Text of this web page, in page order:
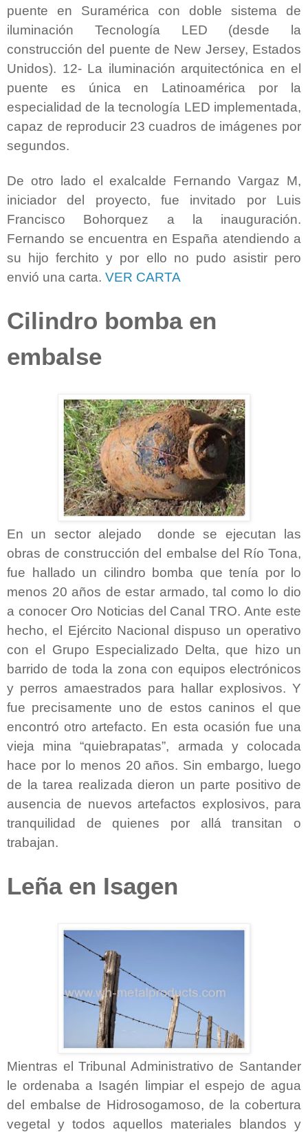
puente en Suramérica con doble sistema de
iluminación Tecnología LED (desde la
construcción del puente de New Jersey, Estados
Unidos). 12- La iluminación arquitectónica en el
puente es única en Latinoamérica por la
especialidad de la tecnología LED implementada,
capaz de reproducir 23 cuadros de imágenes por
segundos.
De otro lado el exalcalde Fernando Vargaz M,
iniciador del proyecto, fue invitado por Luis
Francisco Bohorquez a la inauguración.
Fernando se encuentra en España atendiendo a
su hijo ferchito y por ello no pudo asistir pero
envió una carta. VER CARTA
Cilindro bomba en
embalse
En un sector alejado donde se ejecutan las
obras de construcción del embalse del Río Tona,
fue hallado un cilindro bomba que tenía por lo
menos 20 años de estar armado, tal como lo dio
a conocer Oro Noticias del Canal TRO. Ante este
hecho, el Ejército Nacional dispuso un operativo
con el Grupo Especializado Delta, que hizo un
barrido de toda la zona con equipos electrónicos
y perros amaestrados para hallar explosivos. Y
fue precisamente uno de estos caninos el que
encontró otro artefacto. En esta ocasión fue una
vieja mina “quiebrapatas”, armada y colocada
hace por lo menos 20 años. Sin embargo, luego
de la tarea realizada dieron un parte positivo de
ausencia de nuevos artefactos explosivos, para
tranquilidad de quienes por allá transitan o
trabajan.
Leña en Isagen
Mientras el Tribunal Administrativo de Santander
le ordenaba a Isagén limpiar el espejo de agua
del embalse de Hidrosogamoso, de la cobertura
vegetal y todos aquellos materiales blandos y